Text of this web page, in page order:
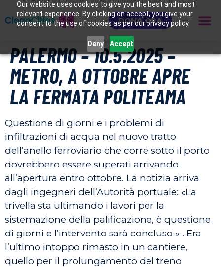
Our website uses cookies to give you the best and most
relevant experience. By clicking on accept, you give your
consent to the use of cookies as per our privacy policy.
Deny Accept
DONA ORA
PALERMO – 10.5.2025 –
METRO, A OTTOBRE APRE
LA FERMATA POLITEAMA
Questione di giorni e i problemi di
infiltrazioni di acqua nel nuovo tratto
dell’anello ferroviario che corre sotto il porto
dovrebbero essere superati arrivando
all’apertura entro ottobre. La notizia arriva
dagli ingegneri dell’Autorità portuale: «La
trivella sta ultimando i lavori per la
sistemazione della palificazione, è questione
di giorni e l’intervento sarà concluso » . Era
l’ultimo intoppo rimasto in un cantiere,
quello per il prolungamento del treno